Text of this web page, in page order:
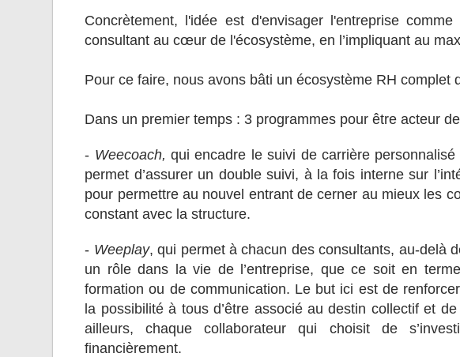
Concrètement, l'idée est d'envisager l'entreprise
consultant au cœur de l'écosystème, en l’impliquant au
Pour ce faire, nous avons bâti un écosystème RH complet
Dans un premier temps : 3 programmes pour être acteur
- Weecoach, qui encadre le suivi de carrière
permet d’assurer un double suivi, à la fois interne sur
pour permettre au nouvel entrant de cerner au mieux les
constant avec la structure.
- Weeplay, qui permet à chacun des consultants, au-delà
un rôle dans la vie de l’entreprise, que ce soit en
formation ou de communication. Le but ici est de
la possibilité à tous d’être associé au destin collectif et
ailleurs, chaque collaborateur qui choisit de
financièrement.